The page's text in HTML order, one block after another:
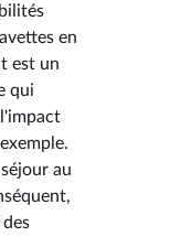
en
est un
qui
au